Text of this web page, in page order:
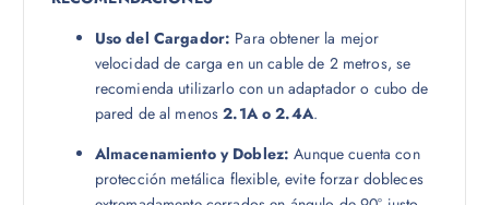
Uso del Cargador: Para obtener la mejor
velocidad de carga en un cable de 2 metros, se
recomienda utilizarlo con un adaptador o cubo de
pared de al menos2.1A o 2.4A.
Almacenamiento y Doblez: Aunque cuenta con
protección metálica flexible, evite forzar dobleces